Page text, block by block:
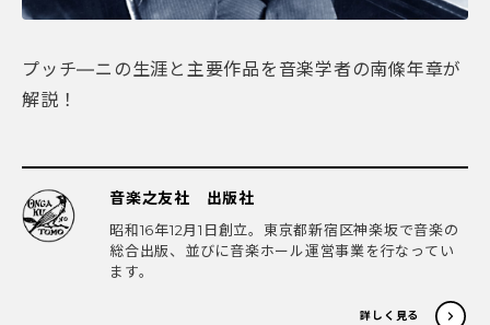
プッチ―ニの生涯と主要作品を音楽学者の南條年章が
解説！
音楽之友社 出版社
昭和16年12月1日創立。東京都新宿区神楽坂で音楽の
総合出版、並びに音楽ホール運営事業を行なってい
ます。
詳しく見る